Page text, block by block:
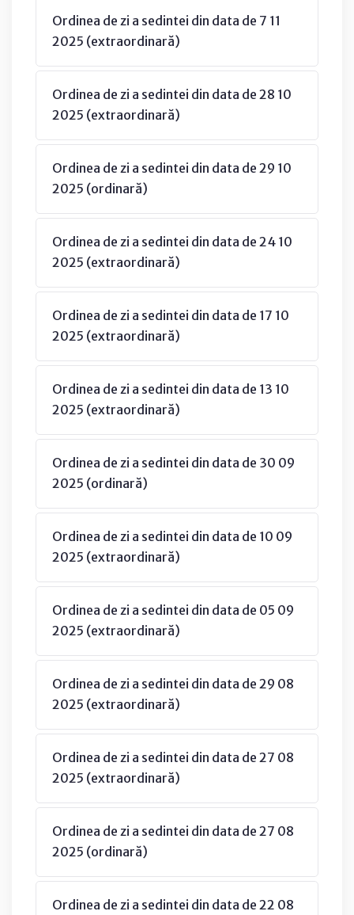
Ordinea de zi a sedintei din data de 7 11
2025 (extraordinară)
Ordinea de zi a sedintei din data de 28 10
2025 (extraordinară)
Ordinea de zi a sedintei din data de 29 10
2025 (ordinară)
Ordinea de zi a sedintei din data de 24 10
2025 (extraordinară)
Ordinea de zi a sedintei din data de 17 10
2025 (extraordinară)
Ordinea de zi a sedintei din data de 13 10
2025 (extraordinară)
Ordinea de zi a sedintei din data de 30 09
2025 (ordinară)
Ordinea de zi a sedintei din data de 10 09
2025 (extraordinară)
Ordinea de zi a sedintei din data de 05 09
2025 (extraordinară)
Ordinea de zi a sedintei din data de 29 08
2025 (extraordinară)
Ordinea de zi a sedintei din data de 27 08
2025 (extraordinară)
Ordinea de zi a sedintei din data de 27 08
2025 (ordinară)
Ordinea de zi a sedintei din data de 22 08